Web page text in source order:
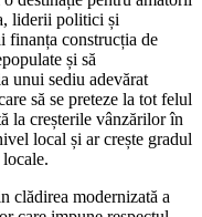
liderii politici și
finanța construcția de
și să
unui sediu adevărat
să se preteze la tot felul
la creșterile vânzărilor în
local și ar crește gradul
clădirea modernizată a